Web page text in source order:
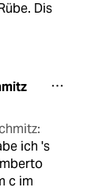
Dis
ich 's
c im